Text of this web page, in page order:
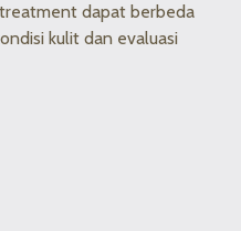
dapat berbeda
kulit dan evaluasi